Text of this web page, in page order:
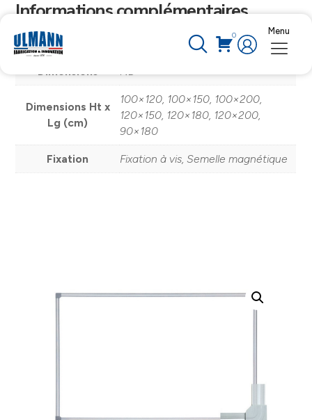
0 Menu
Informations complémentaires
Poids
Dimensions ND
Dimensions Ht x
Lg (cm)
100×120, 100×150, 100×200,
120×150, 120×180, 120×200,
90×180
Fixation Fixation à vis, Semelle magnétique